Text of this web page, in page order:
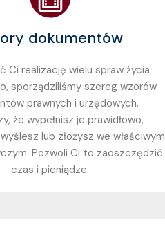
dokumentów
Ci realizację wielu spraw życia
sporządziliśmy szereg wzorów
prawnych i urzędowych.
że wypełnisz je prawidłowo,
lub złożysz we właściwym
Pozwoli Ci to zaoszczędzić
czas i pieniądze.